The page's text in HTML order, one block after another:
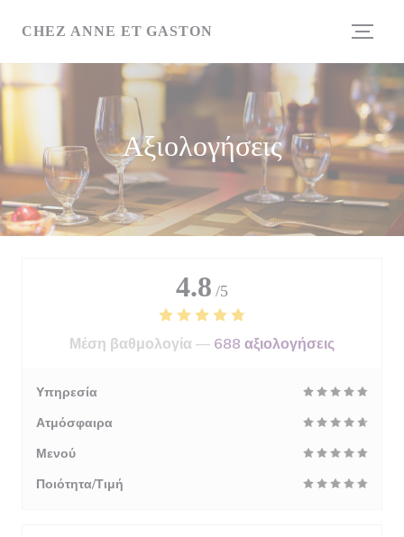
CHEZ ANNE ET GASTON
Αξιολογήσεις
4.8 /5
Μέση βαθμολογία — 688 αξιολογήσεις
Υπηρεσία
Ατμόσφαιρα
Μενού
Ποιότητα/Τιμή